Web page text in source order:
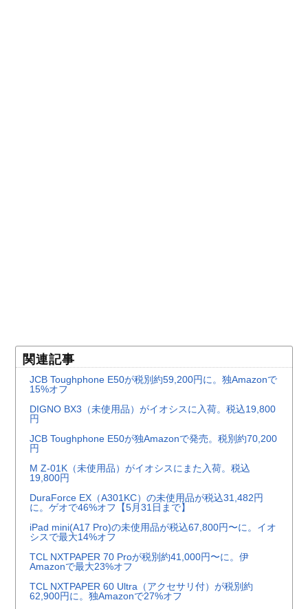
関連記事
JCB Toughphone E50が税別約59,200円に。独Amazonで
15%オフ
DIGNO BX3（未使用品）がイオシスに入荷。税込19,800
円
JCB Toughphone E50が独Amazonで発売。税別約70,200
円
M Z-01K（未使用品）がイオシスにまた入荷。税込
19,800円
DuraForce EX（A301KC）の未使用品が税込31,482円
に。ゲオで46%オフ【5月31日まで】
iPad mini(A17 Pro)の未使用品が税込67,800円〜に。イオ
シスで最大14%オフ
TCL NXTPAPER 70 Proが税別約41,000円〜に。伊
Amazonで最大23%オフ
TCL NXTPAPER 60 Ultra（アクセサリ付）が税別約
62,900円に。独Amazonで27%オフ